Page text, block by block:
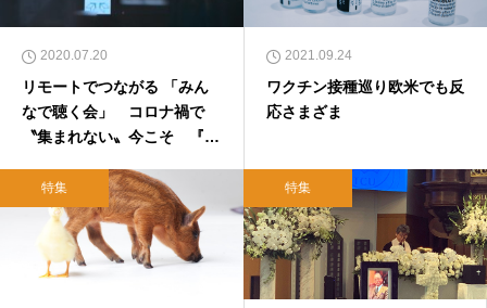
2020.07.20
リモートでつながる 「みん
なで聴く会」 コロナ禍で
〝集まれない〟今こそ 『聴
文化財団が提案 2020年7月
21日
2021.09.24
ワクチン接種巡り欧米でも反
応さまざま
特集 特集